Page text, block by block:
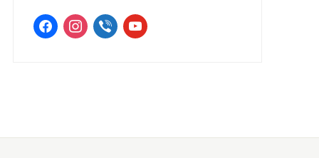
facebookinstagramviber youtube